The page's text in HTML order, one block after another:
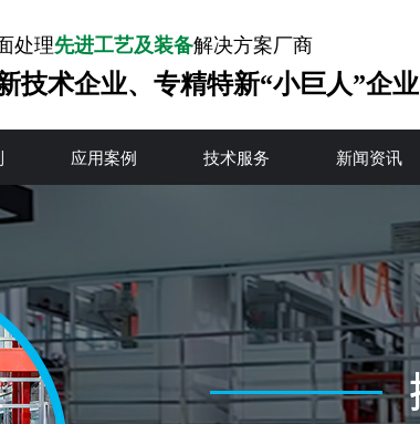
处理先进工艺及装备解决方案厂商
技术企业、专精特新“小巨人”企业
应用案例 技术服务 新闻资讯